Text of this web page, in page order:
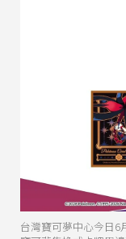
台灣寶可夢中心今日6